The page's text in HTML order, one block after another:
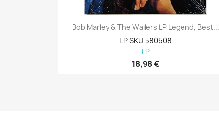
Bob Marley & The Wailers LP Legend, Best...
LP SKU 580508
LP
18,98 €